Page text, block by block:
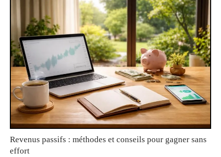
Revenus passifs : méthodes et conseils pour gagner sans
effort